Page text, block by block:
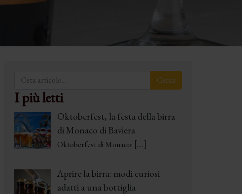
I più letti
Oktoberfest, la festa della birra
di Monaco di Baviera
Oktoberfest di Monaco: […]
Aprire la birra: modi curiosi
adatti a una bottiglia